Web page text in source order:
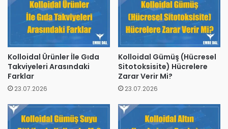
Kolloidal Ürünler İle Gıda
Takviyeleri Arasındaki
Farklar
23.07.2026
Kolloidal Gümüş (Hücresel
Sitotoksisite) Hücrelere
Zarar Verir Mi?
23.07.2026